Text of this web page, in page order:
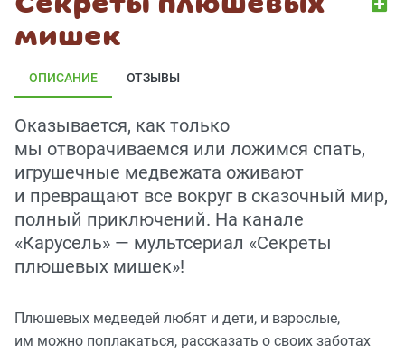
мишек
ОПИСАНИЕ ОТЗЫВЫ
Оказывается, как только
мы отворачиваемся или ложимся спать,
игрушечные медвежата оживают
и превращают все вокруг в сказочный мир,
полный приключений. На канале
«Карусель» — мультсериал «Секреты
плюшевых мишек»!
Плюшевых медведей любят и дети, и взрослые,
им можно поплакаться, рассказать о своих заботах